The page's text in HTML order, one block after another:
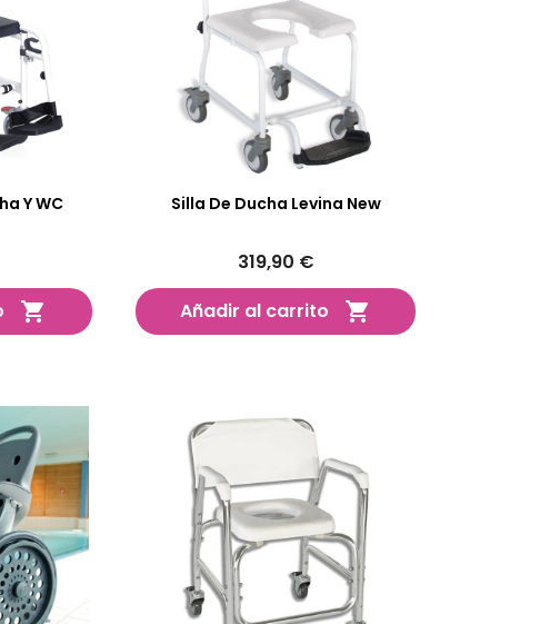
Y WC

Silla De Ducha Levina New
319,90 €
Añadir al carrito
